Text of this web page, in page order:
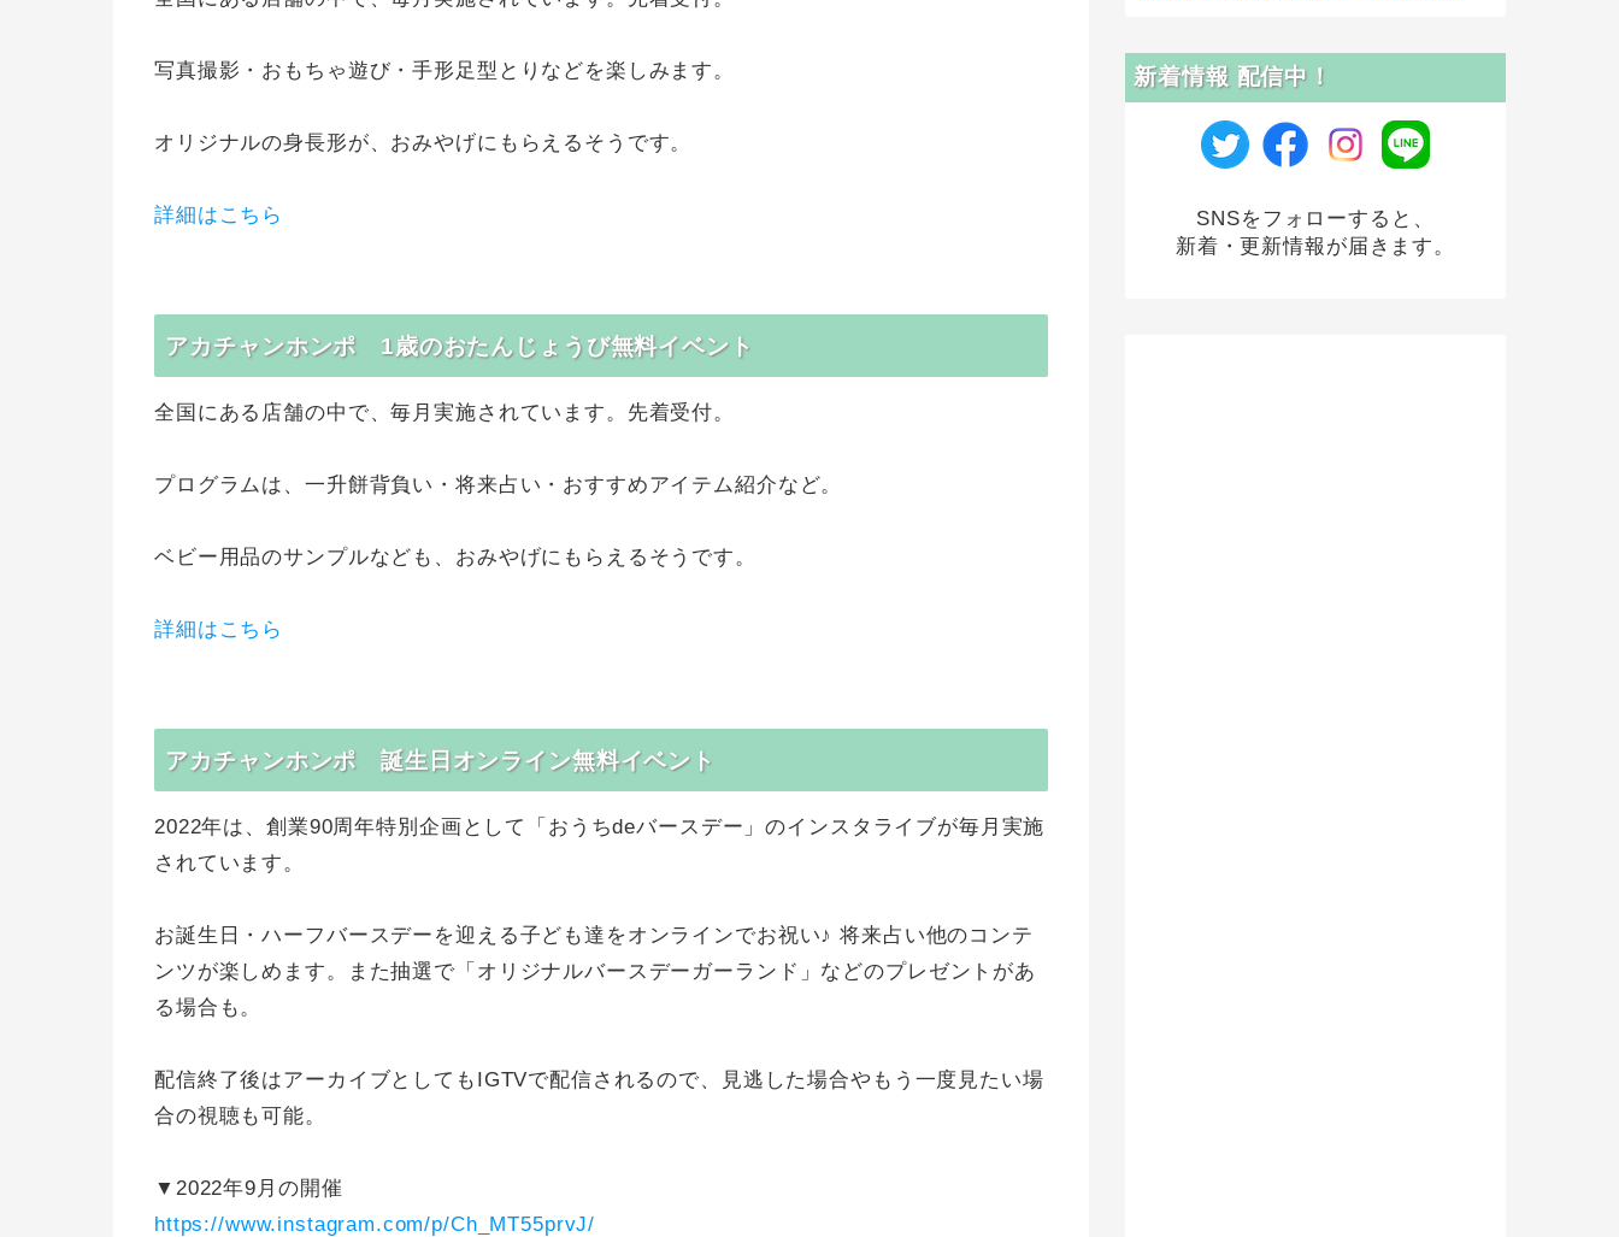
写真撮影・おもちゃ遊び・手形足型とりなどを楽しみます。
オリジナルの身長形が、おみやげにもらえるそうです。
詳細はこちら
アカチャンホンポ 1歳のおたんじょうび無料イベント
全国にある店舗の中で、毎月実施されています。先着受付。
プログラムは、一升餅背負い・将来占い・おすすめアイテム紹介など。
ベビー用品のサンプルなども、おみやげにもらえるそうです。
詳細はこちら
アカチャンホンポ 誕生日オンライン無料イベント
2022年は、創業90周年特別企画として「おうちdeバースデー」のインスタライブが毎月実施
されています。
お誕生日・ハーフバースデーを迎える子ども達をオンラインでお祝い♪ 将来占い他のコンテ
ンツが楽しめます。また抽選で「オリジナルバースデーガーランド」などのプレゼントがあ
る場合も。
配信終了後はアーカイブとしてもIGTVで配信されるので、見逃した場合やもう一度見たい場
合の視聴も可能。
▼2022年9月の開催
https://www.instagram.com/p/Ch_MT55prvJ/
新着情報 配信中！
SNSをフォローすると、
新着・更新情報が届きます。